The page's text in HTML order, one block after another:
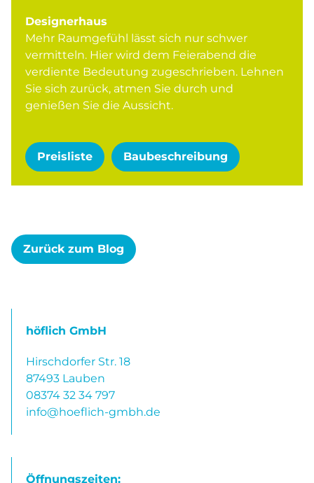
Designerhaus
Mehr Raumgefühl lässt sich nur schwer
vermitteln. Hier wird dem Feierabend die
verdiente Bedeutung zugeschrieben. Lehnen
Sie sich zurück, atmen Sie durch und
genießen Sie die Aussicht.
Preisliste Baubeschreibung
Zurück zum Blog
höflich GmbH
Hirschdorfer Str. 18
87493 Lauben
08374 32 34 797
info@hoeflich-gmbh.de
Öffnungszeiten: